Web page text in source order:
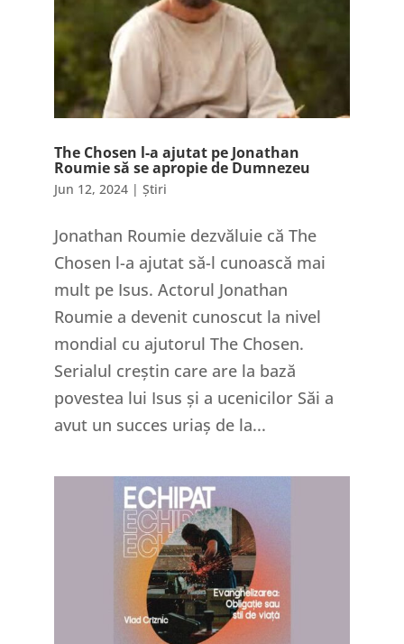
The Chosen l-a ajutat pe Jonathan
Roumie să se apropie de Dumnezeu
Jun 12, 2024| Știri
Jonathan Roumie dezvăluie că The
Chosen l-a ajutat să-l cunoască mai
mult pe Isus. Actorul Jonathan
Roumie a devenit cunoscut la nivel
mondial cu ajutorul The Chosen.
Serialul creștin care are la bază
povestea lui Isus și a ucenicilor Săi a
avut un succes uriaș de la...